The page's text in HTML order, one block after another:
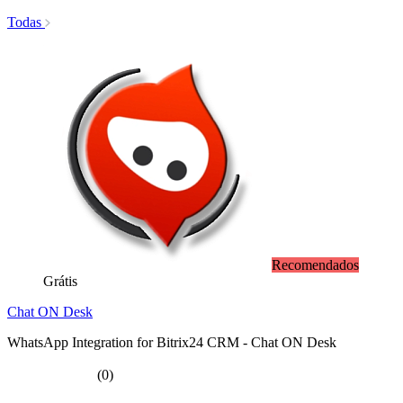
Todas
Recomendados
Grátis
Chat ON Desk
WhatsApp Integration for Bitrix24 CRM - Chat ON Desk
(0)